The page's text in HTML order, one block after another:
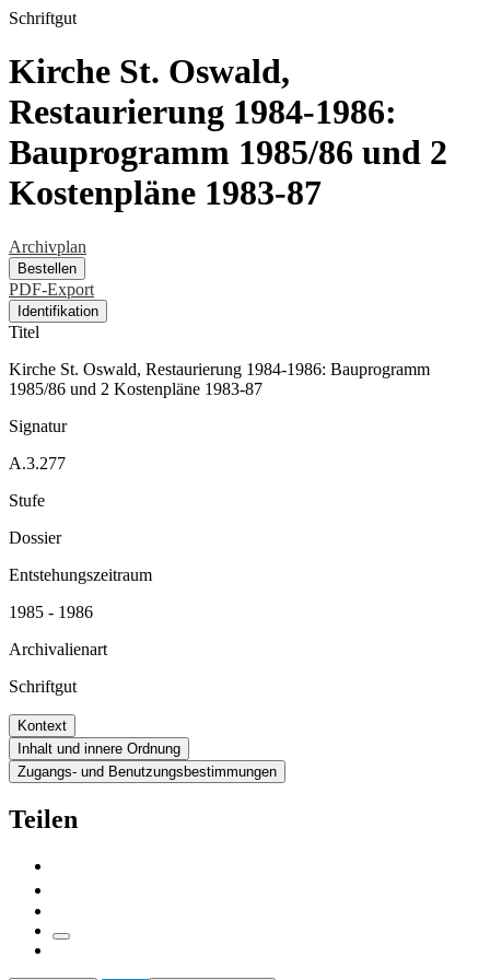
Schriftgut
Kirche St. Oswald,
Restaurierung 1984-1986:
Bauprogramm 1985/86 und 2
Kostenpläne 1983-87
Archivplan
Bestellen
PDF-Export
Identifikation
Titel
Kirche St. Oswald, Restaurierung 1984-1986: Bauprogramm
1985/86 und 2 Kostenpläne 1983-87
Signatur
A.3.277
Stufe
Dossier
Entstehungszeitraum
1985 - 1986
Archivalienart
Schriftgut
Kontext
Inhalt und innere Ordnung
Zugangs- und Benutzungsbestimmungen
Teilen